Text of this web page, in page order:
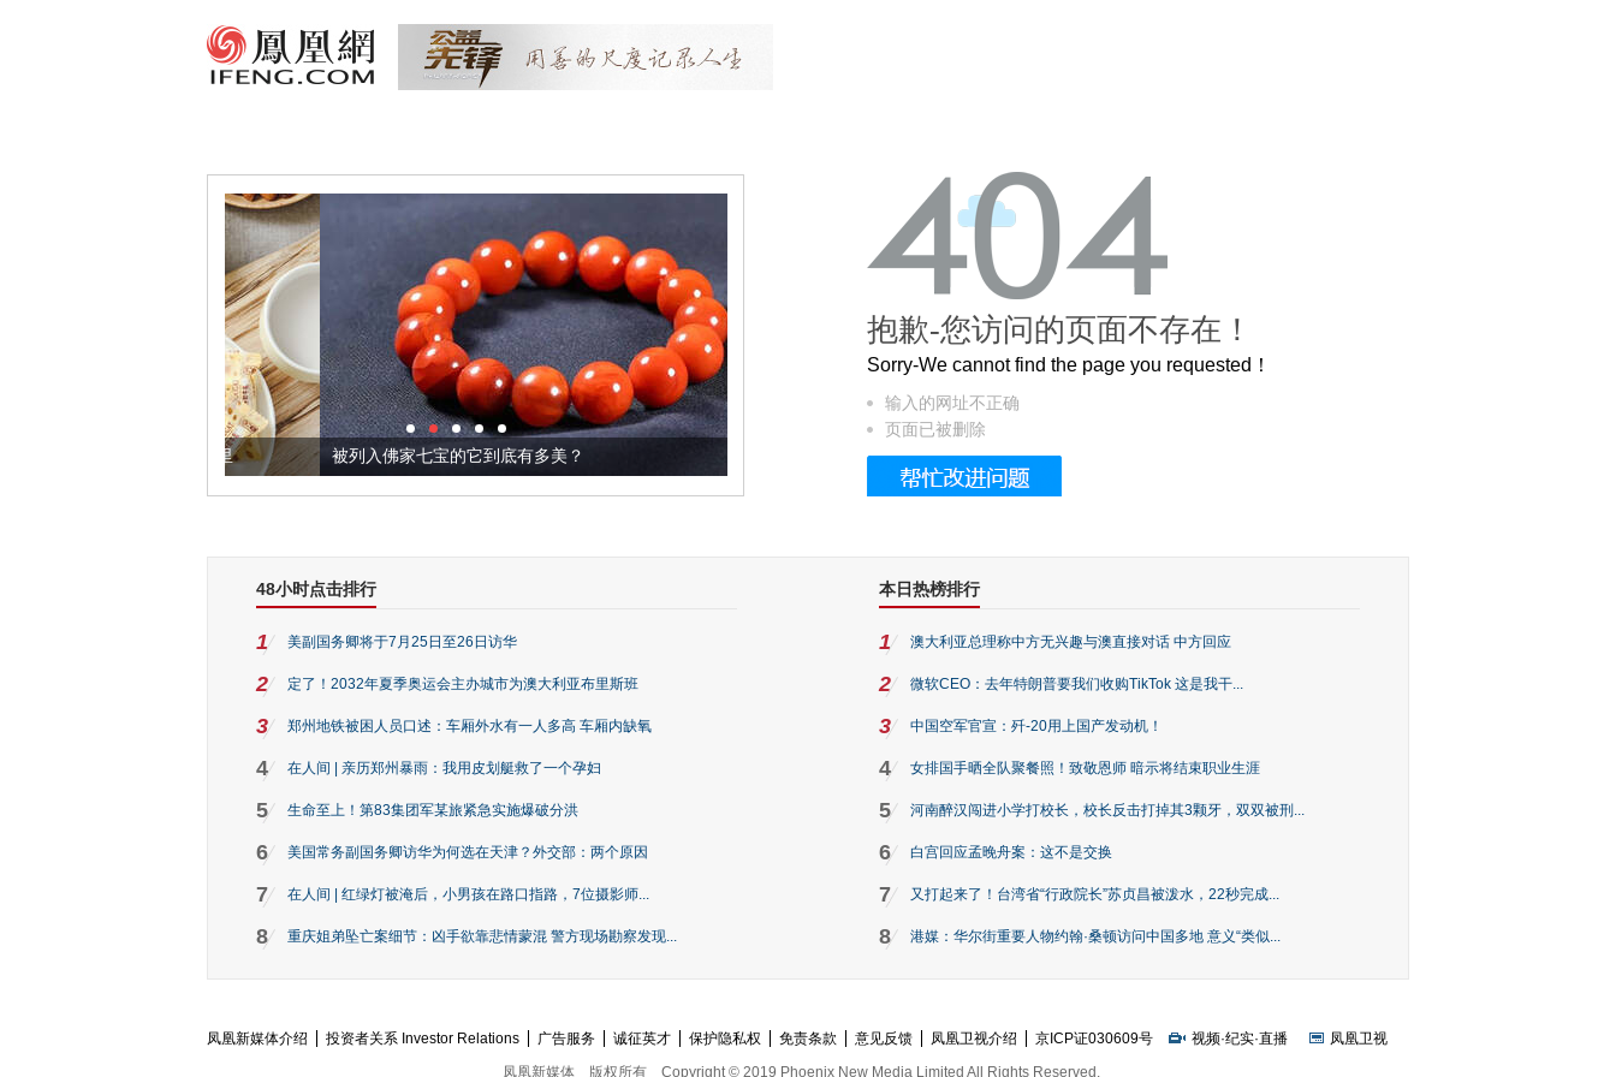
被列入佛家七宝的它到底有多美？ 这个3.2米的长卷，还原了600岁的紫禁城
抱歉-您访问的页面不存在！
Sorry-We cannot find the page you requested！
输入的网址不正确
页面已被删除
48小时点击排行
1 美副国务卿将于7月25日至26日访华
2 定了！2032年夏季奥运会主办城市为澳大利亚布里斯班
3 郑州地铁被困人员口述：车厢外水有一人多高 车厢内缺氧
4 在人间 | 亲历郑州暴雨：我用皮划艇救了一个孕妇
5 生命至上！第83集团军某旅紧急实施爆破分洪
6 美国常务副国务卿访华为何选在天津？外交部：两个原因
7 在人间 | 红绿灯被淹后，小男孩在路口指路，7位摄影师...
8 重庆姐弟坠亡案细节：凶手欲靠悲情蒙混 警方现场勘察发现...
本日热榜排行
1 澳大利亚总理称中方无兴趣与澳直接对话 中方回应
2 微软CEO：去年特朗普要我们收购TikTok 这是我干...
3 中国空军官宣：歼-20用上国产发动机！
4 女排国手晒全队聚餐照！致敬恩师 暗示将结束职业生涯
5 河南醉汉闯进小学打校长，校长反击打掉其3颗牙，双双被刑...
6 白宫回应孟晚舟案：这不是交换
7 又打起来了！台湾省“行政院长”苏贞昌被泼水，22秒完成...
8 港媒：华尔街重要人物约翰·桑顿访问中国多地 意义“类似...
凤凰新媒体介绍 投资者关系 Investor Relations 广告服务 诚征英才 保护隐私权 免责条款 意见反馈 凤凰卫视介绍 京ICP证030609号 视频·纪实·直播
凤凰卫视
凤凰新媒体
版权所有 Copyright © 2019 Phoenix New Media Limited All Rights Reserved.